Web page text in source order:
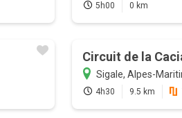
5h00 0 km
Circuit de la
Sigale, Alpes-
4h30 9.5 km